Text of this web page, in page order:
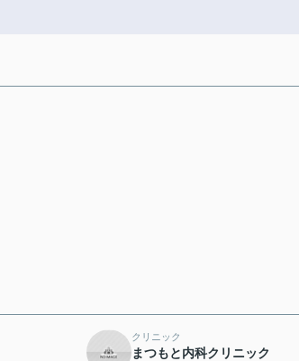
クリニック
まつもと内科クリニック